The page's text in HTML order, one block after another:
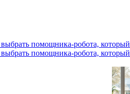
помощника‑робота,
помощника‑робота,